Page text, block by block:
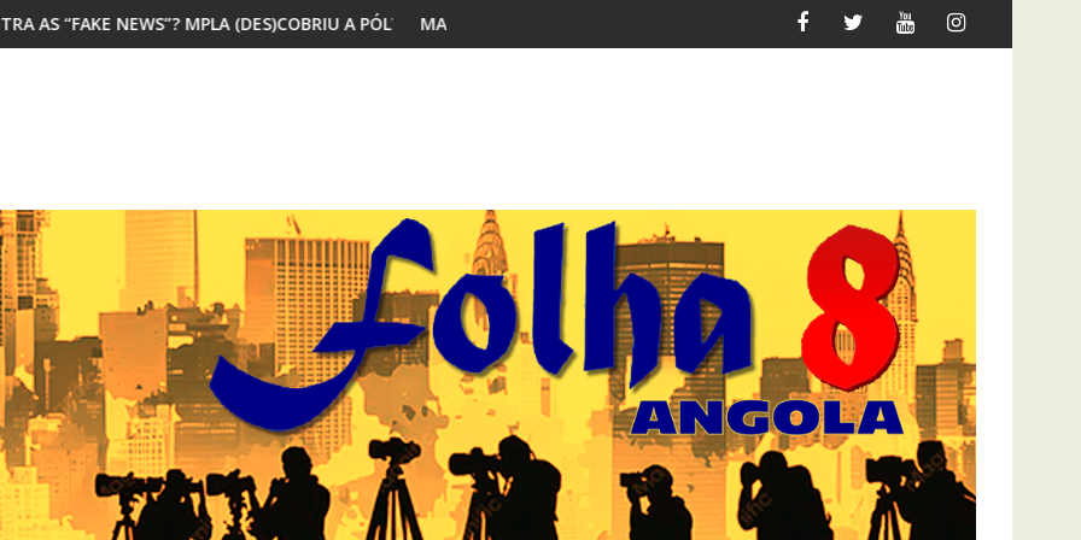
A PÓLVORAMAIORIA DOS JOVENS AFRICANOS QUER MIGRAR ATAQUE À UNITEL AINDA AFECTA A VIDA DOS